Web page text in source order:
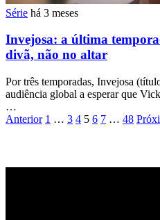
Série há 3 meses
Invejosa: a última
divã, não no altar
Por três temporadas, Invejosa
audiência global a esperar que
…
Paginação
Anterior 1 … 3 4 5 6 7 … 48